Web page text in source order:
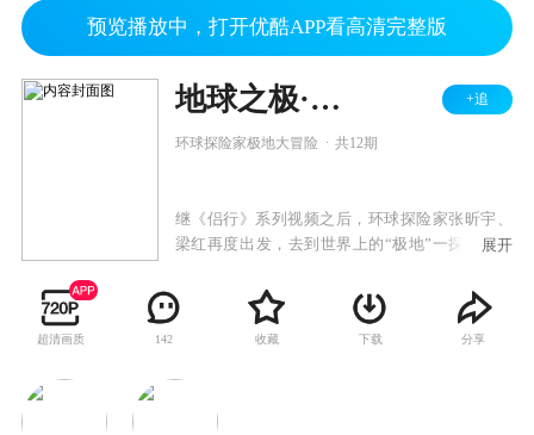
预览播放中，打开优酷APP看高清完整版
地球之极·侣行 第二季 +追
环球探险家极地大冒险 共12期
继《侣行》系列视频之后，环球探险家张昕宇、
梁红再度出发，去到世界上的“极地”一探究竟。
之旅。《地球之极·侣行》第二季中，侣行夫妇将
从最北的北冰洋，到最南的加勒比海，驾车一路
向南穿越北美，途经加拿大、美国等国家，行程
展开
超清画质 142 收藏 下载 分享